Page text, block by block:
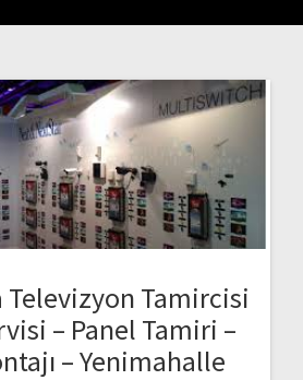
Televizyon Tamircisi
– Panel Tamiri –
– Yenimahalle